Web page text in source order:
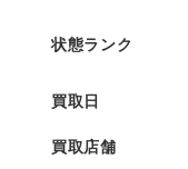
状態ランク
買取日
買取店舗